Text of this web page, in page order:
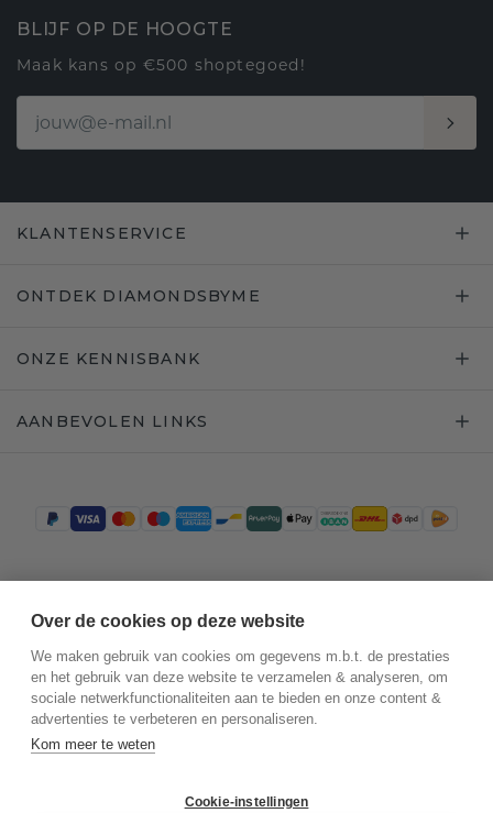
BLIJF OP DE HOOGTE
Maak kans op €500 shoptegoed!
KLANTENSERVICE
ONTDEK DIAMONDSBYME
ONZE KENNISBANK
AANBEVOLEN LINKS
Over de cookies op deze website
We maken gebruik van cookies om gegevens m.b.t. de prestaties
en het gebruik van deze website te verzamelen & analyseren, om
sociale netwerkfunctionaliteiten aan te bieden en onze content &
advertenties te verbeteren en personaliseren.
Kom meer te weten
Cookie-instellingen